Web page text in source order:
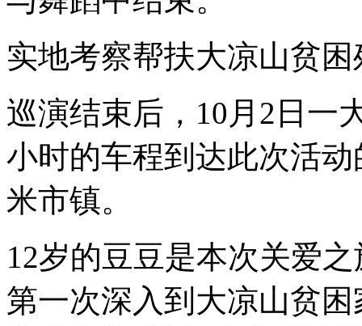
实地考察帮扶大凉山贫困
巡演结束后，10月2日一
小时的车程到达此次活
米市镇。
12岁的豆豆是本次关爱
第一次深入到大凉山贫